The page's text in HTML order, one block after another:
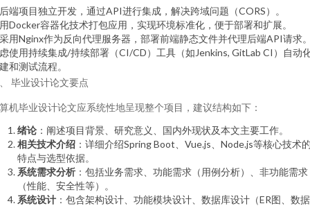
端项目独立开发，通过API进行集成，解决跨域问题（CORS）。
Docker容器化技术打包应用，实现环境标准化，便于部署和扩展。
用Nginx作为反向代理服务器，部署前端静态文件并代理后端API请求
使用持续集成/持续部署（CI/CD）工具（如Jenkins, GitLab CI）自动
和测试流程。
毕业设计论文要点
机毕业设计论文应系统性地呈现整个项目，建议结构如下：
绪论 ：阐述项目背景、研究意义、国内外现状及本文主要工作。
相关技术介绍 ：详细介绍Spring Boot、Vue.js、Node.js等核心技术
特点与选型依据。
系统需求分析 ：包括业务需求、功能需求（用例分析）、非功能需求
（性能、安全性等）。
系统设计 ：包含架构设计、功能模块设计、数据库设计（ER图、数